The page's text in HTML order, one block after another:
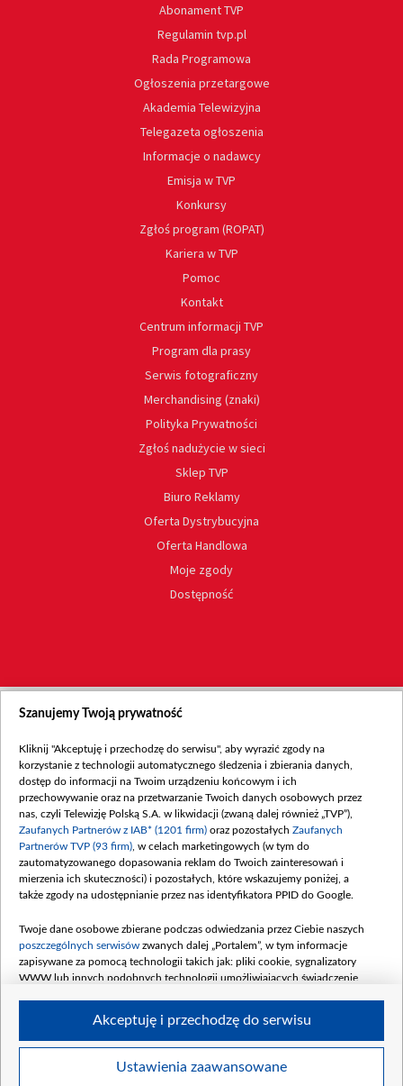
Abonament TVP
Regulamin tvp.pl
Rada Programowa
Ogłoszenia przetargowe
Akademia Telewizyjna
Telegazeta ogłoszenia
Informacje o nadawcy
Emisja w TVP
Konkursy
Zgłoś program (ROPAT)
Kariera w TVP
Pomoc
Kontakt
Centrum informacji TVP
Program dla prasy
Serwis fotograficzny
Merchandising (znaki)
Polityka Prywatności
Zgłoś nadużycie w sieci
Sklep TVP
Biuro Reklamy
Oferta Dystrybucyjna
Oferta Handlowa
Moje zgody
Dostępność
Szanujemy Twoją prywatność
Kliknij "Akceptuję i przechodzę do serwisu", aby wyrazić zgody na
korzystanie z technologii automatycznego śledzenia i zbierania danych,
dostęp do informacji na Twoim urządzeniu końcowym i ich
przechowywanie oraz na przetwarzanie Twoich danych osobowych przez
nas, czyli Telewizję Polską S.A. w likwidacji (zwaną dalej również „TVP”),
Zaufanych Partnerów z IAB* (1201 firm) oraz pozostałych Zaufanych
Partnerów TVP (93 firm) , w celach marketingowych (w tym do
zautomatyzowanego dopasowania reklam do Twoich zainteresowań i
mierzenia ich skuteczności) i pozostałych, które wskazujemy poniżej, a
także zgody na udostępnianie przez nas identyfikatora PPID do Google.
Twoje dane osobowe zbierane podczas odwiedzania przez Ciebie naszych
poszczególnych serwisów zwanych dalej „Portalem”, w tym informacje
zapisywane za pomocą technologii takich jak: pliki cookie, sygnalizatory
WWW lub innych podobnych technologii umożliwiających świadczenie
Twoje dane osobowe zbierane podczas odwiedzania przez Ciebie
Ustawienia zaawansowane
Akceptuję i przechodzę do serwisu